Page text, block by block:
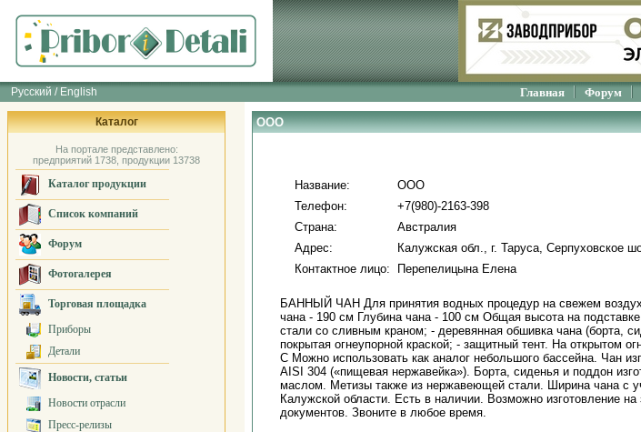
Русский / English Главная Форум
Каталог
На портале представлено:
предприятий 1738, продукции 13738
Каталог продукции
Список компаний
Форум
Фотогалерея
Торговая площадка
Приборы
Детали
Новости, статьи
Новости отрасли
Пресс-релизы
ООО
Название:
ООО
Телефон:
+7(980)-2163-398
Страна:
Австралия
Адрес:
Калужская обл., г. Таруса, Серпуховское
Контактное лицо:
Перепелицына Елена
БАННЫЙ ЧАН Для принятия водных процедур на свежем
чана - 190 см Глубина чана - 100 см Общая высота на
стали со сливным краном; - деревянная обшивка чана (борта,
покрытая огнеупорной краской; - защитный тент. На открытом
С Можно использовать как аналог небольшого бассейна. Чан
AISI 304 («пищевая нержавейка»). Борта, сиденья и поддон
маслом. Метизы также из нержавеющей стали. Ширина чана с
Калужской области. Есть в наличии. Возможно изготовление
документов. Звоните в любое время.